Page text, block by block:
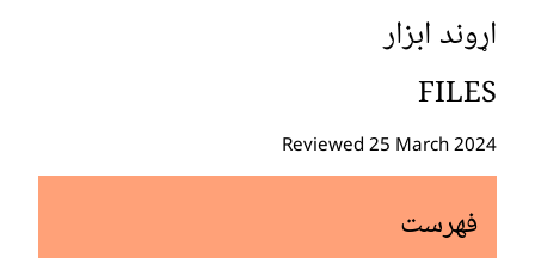
اړوند ابزار
FILES
Reviewed 25 March 2024
فهرست